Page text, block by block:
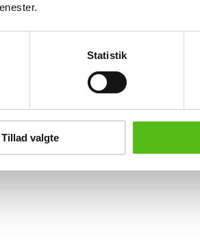
Statistik
Tillad valgte
tilbud direkte i din email.